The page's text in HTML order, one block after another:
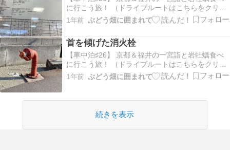
に行こう旅！ （ドライブルートはこちらをクリッ
ク！）本日の温泉はみかた温泉きららの湯さんへ
ナトリウム塩化物泉35.6℃ pH7.6塩サウナ 水風呂
源泉表夫に聞いた話ですと 米農家の方が米…
1年前 ぶどう畑に囲まれて
首を傾げた消火栓
【車中泊♯26】 京都＆福井の一宮詣と岩牡蠣食べ
に行こう旅！ （ドライブルートはこちらをクリッ
ク！）神社の近くにちょっと変わった 首を傾げた
消火栓消火栓もいろいろな形がありますねー
1年前 ぶどう畑に囲まれて
続きを表示